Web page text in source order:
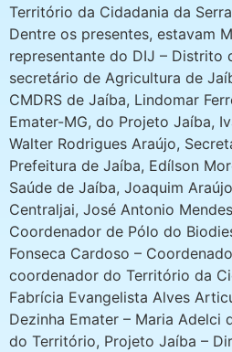
Território da Cidadania da
Dentre os presentes, estavam
representante do DIJ – Distrito
secretário de Agricultura de
CMDRS de Jaíba, Lindomar
Emater-MG, do Projeto Jaíba,
Walter Rodrigues Araújo,
Prefeitura de Jaíba, Edílson
Saúde de Jaíba, Joaquim
Centraljai, José Antonio
Coordenador de Pólo do
Fonseca Cardoso –
coordenador do Território da
Fabrícia Evangelista Alves
Dezinha Emater – Maria Adelci
do Território, Projeto Jaíba –